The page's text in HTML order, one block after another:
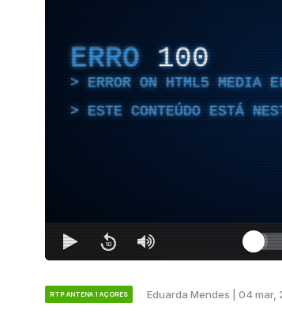
ERRO 100
ERROR ON HTML5 MEDIA
ESTE CONTEÚDO ESTÁ
RTP ANTENA 1 AÇORES Eduarda Mendes | 04 mar,